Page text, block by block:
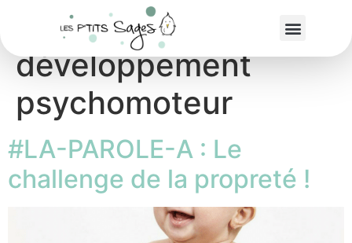
Étiquette :
développement
psychomoteur
#LA-PAROLE-A : Le
challenge de la propreté !